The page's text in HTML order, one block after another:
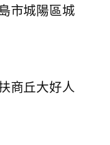
城陽區城
丘大好人